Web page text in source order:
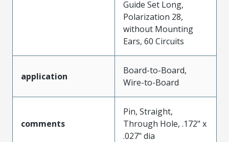
Guide Set Long,
Polarization 28,
without Mounting
Ears, 60 Circuits
application
Board-to-Board,
Wire-to-Board
comments
Pin, Straight,
Through Hole, .172" x
.027" dia